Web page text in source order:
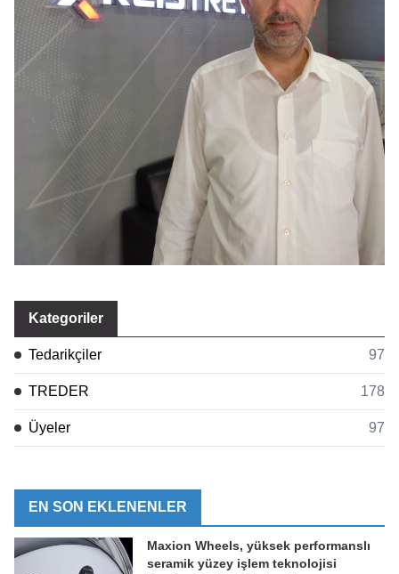
Kategoriler
Tedarikçiler 97
TREDER 178
Üyeler 97
EN SON EKLENENLER
Maxion Wheels, yüksek performanslı
seramik yüzey işlem teknolojisi